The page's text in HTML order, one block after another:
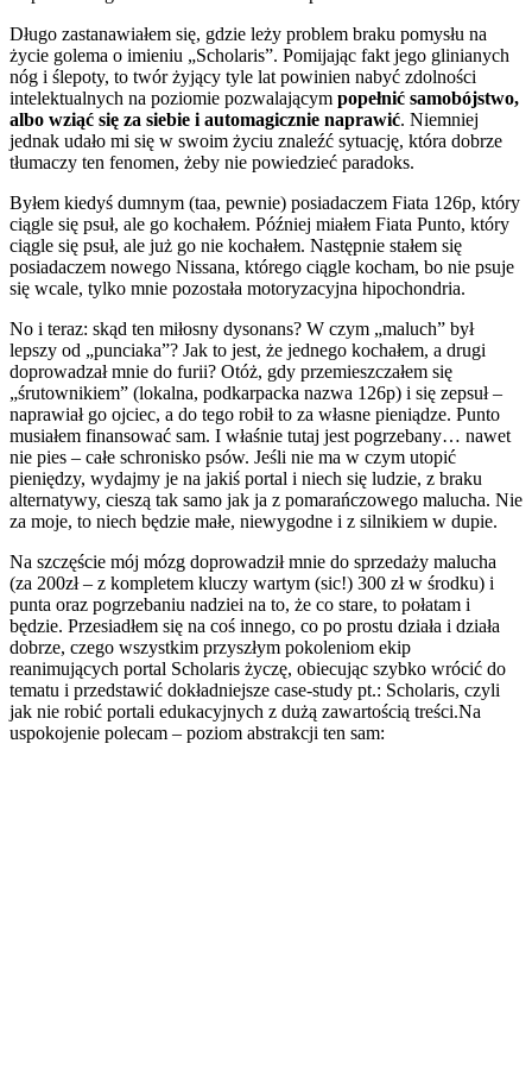
Długo zastanawiałem się, gdzie leży problem braku pomysłu na
życie golema o imieniu „Scholaris”. Pomijając fakt jego glinianych
nóg i ślepoty, to twór żyjący tyle lat powinien nabyć zdolności
intelektualnych na poziomie pozwalającym popełnić samobójstwo,
albo wziąć się za siebie i automagicznie naprawić. Niemniej
jednak udało mi się w swoim życiu znaleźć sytuację, która dobrze
tłumaczy ten fenomen, żeby nie powiedzieć paradoks.
Byłem kiedyś dumnym (taa, pewnie) posiadaczem Fiata 126p, który
ciągle się psuł, ale go kochałem. Później miałem Fiata Punto, który
ciągle się psuł, ale już go nie kochałem. Następnie stałem się
posiadaczem nowego Nissana, którego ciągle kocham, bo nie psuje
się wcale, tylko mnie pozostała motoryzacyjna hipochondria.
No i teraz: skąd ten miłosny dysonans? W czym „maluch” był
lepszy od „punciaka”? Jak to jest, że jednego kochałem, a drugi
doprowadzał mnie do furii? Otóż, gdy przemieszczałem się
„śrutownikiem” (lokalna, podkarpacka nazwa 126p) i się zepsuł –
naprawiał go ojciec, a do tego robił to za własne pieniądze. Punto
musiałem finansować sam. I właśnie tutaj jest pogrzebany… nawet
nie pies – całe schronisko psów. Jeśli nie ma w czym utopić
pieniędzy, wydajmy je na jakiś portal i niech się ludzie, z braku
alternatywy, cieszą tak samo jak ja z pomarańczowego malucha. Nie
za moje, to niech będzie małe, niewygodne i z silnikiem w dupie.
Na szczęście mój mózg doprowadził mnie do sprzedaży malucha
(za 200zł – z kompletem kluczy wartym (sic!) 300 zł w środku) i
punta oraz pogrzebaniu nadziei na to, że co stare, to połatam i
będzie. Przesiadłem się na coś innego, co po prostu działa i działa
dobrze, czego wszystkim przyszłym pokoleniom ekip
reanimujących portal Scholaris życzę, obiecując szybko wrócić do
tematu i przedstawić dokładniejsze case-study pt.: Scholaris, czyli
jak nie robić portali edukacyjnych z dużą zawartością treści.Na
uspokojenie polecam – poziom abstrakcji ten sam: